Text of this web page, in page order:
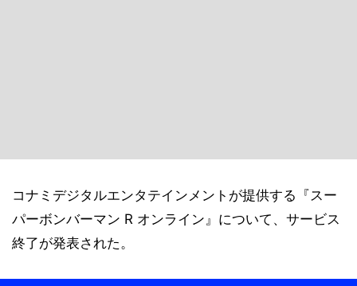
コナミデジタルエンタテインメントが提供する『スー
パーボンバーマン R オンライン』について、サービス
終了が発表された。